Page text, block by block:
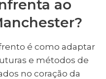
ao
é como adaptar
e métodos de
no coração da